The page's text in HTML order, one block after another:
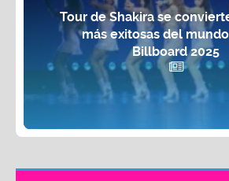
Tour de Shakira se
más exitosas del
Billboard 2025